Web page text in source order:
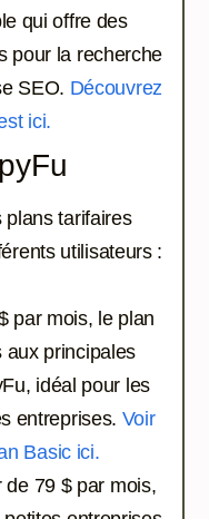
qui offre des
pour la recherche
SEO. Découvrez
ici.
plans tarifaires
utilisateurs :
par mois, le plan
aux principales
idéal pour les
entreprises. Voir
Basic ici.
de 79 $ par mois,